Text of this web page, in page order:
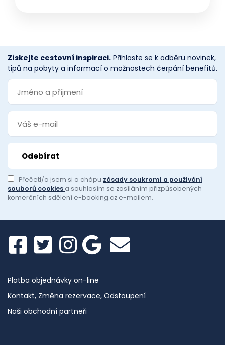
Získejte cestovní inspiraci. Přihlaste se k odběru novinek,
tipů na pobyty a informací o možnostech čerpání benefitů.
Přečetl/a jsem si a chápu zásady soukromí a používání
souborů cookies a souhlasím se zasíláním přizpůsobených
komerčních sdělení e-booking.cz e-mailem.
Platba objednávky on-line
Kontakt, Změna rezervace, Odstoupení
Naši obchodní partneři